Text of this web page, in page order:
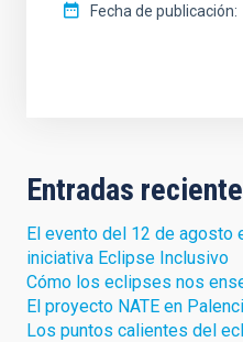
Fecha de publicación
Entradas
El evento del 12 de agosto
iniciativa Eclipse Inclusivo
Cómo los eclipses nos
El proyecto NATE en
Los puntos calientes del